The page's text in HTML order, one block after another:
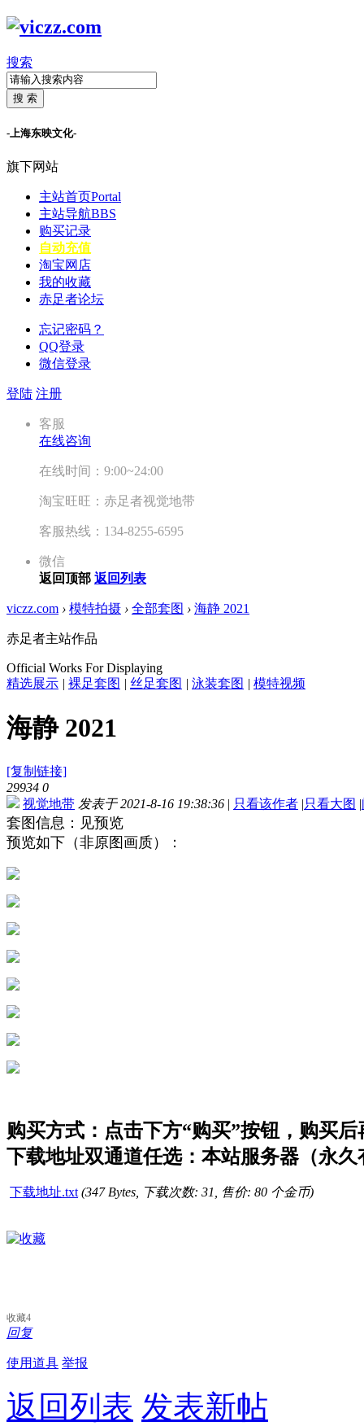
搜索
搜 索
-上海东映文化-
旗下网站
主站首页Portal
主站导航BBS
购买记录
自动充值
淘宝网店
我的收藏
赤足者论坛
忘记密码？
QQ登录
微信登录
登陆 注册
客服
在线咨询
在线时间：9:00~24:00
淘宝旺旺：赤足者视觉地带
客服热线：134-8255-6595
微信
返回顶部 返回列表
viczz.com › 模特拍摄 › 全部套图 › 海静 2021
赤足者主站作品
Official Works For Displaying
精选展示 | 裸足套图 | 丝足套图 | 泳装套图 | 模特视频
海静 2021
[复制链接]
29934 0
视觉地带 发表于 2021-8-16 19:38:36 | 只看该作者 |只看大图 |
套图信息：见预览
预览如下（非原图画质）：
购买方式：点击下方“购买”按钮，购买
下载地址双通道任选：本站服务器（永
下载地址.txt (347 Bytes, 下载次数: 31, 售价: 80 个金币)
收藏4
回复
使用道具 举报
返回列表 发表新帖